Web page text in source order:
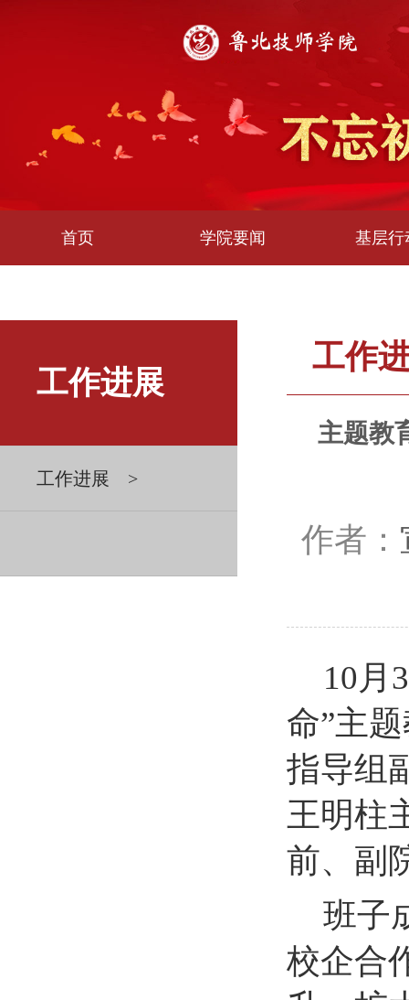
首页 学院要闻 基层行
工作进展
工作进展 >
工作
主题教
作者：
10月
命”主
指导组
王明柱
前、副
班子
校企合